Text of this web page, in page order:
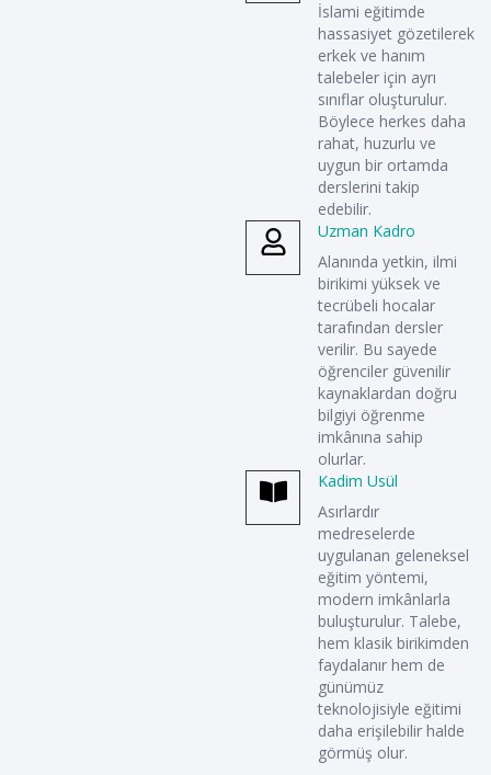
İslami eğitimde
hassasiyet gözetilerek
erkek ve hanım
talebeler için ayrı
sınıflar oluşturulur.
Böylece herkes daha
rahat, huzurlu ve
uygun bir ortamda
derslerini takip
edebilir.
Uzman Kadro
Alanında yetkin, ilmi
birikimi yüksek ve
tecrübeli hocalar
tarafından dersler
verilir. Bu sayede
öğrenciler güvenilir
kaynaklardan doğru
bilgiyi öğrenme
imkânına sahip
olurlar.
Kadim Usül
Asırlardır
medreselerde
uygulanan geleneksel
eğitim yöntemi,
modern imkânlarla
buluşturulur. Talebe,
hem klasik birikimden
faydalanır hem de
günümüz
teknolojisiyle eğitimi
daha erişilebilir halde
görmüş olur.